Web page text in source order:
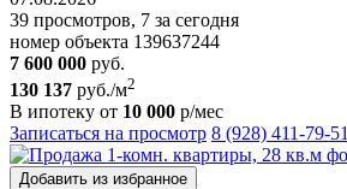
39 просмотров, 7 за сегодня
номер объекта 139637244
7 600 000 руб.
130 137 руб./м2
В ипотеку от 10 000 р/мес
Записаться на просмотр 8 (928) 411-79-51
Добавить из избранное